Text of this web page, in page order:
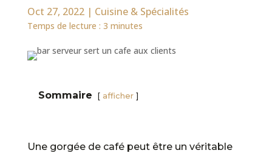
Oct 27, 2022| Cuisine & Spécialités
Temps de lecture : 3 minutes
Sommaire afficher
Une gorgée de café peut être un véritable